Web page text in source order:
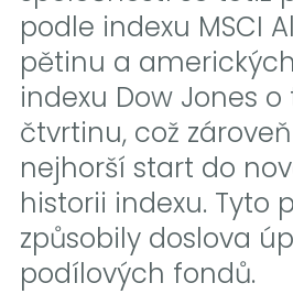
podle indexu MSCI
pětinu a
indexu Dow Jones
čtvrtinu, což
nejhorší start do
historii indexu. Tyto
způsobily doslova
podílových fondů.